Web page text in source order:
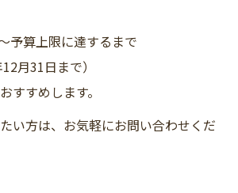
予算上限に達するまで
月31日まで）
すすめします。
い方は、お気軽にお問い合わせくだ